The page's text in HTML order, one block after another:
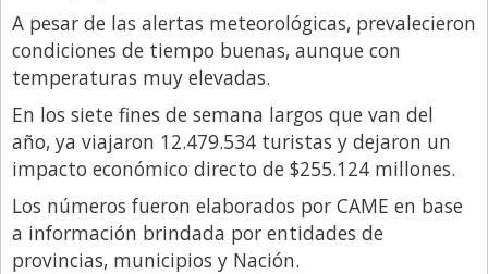
A pesar de las alertas meteorológicas, prevalecieron
condiciones de tiempo buenas, aunque con
temperaturas muy elevadas.
En los siete fines de semana largos que van del
año, ya viajaron 12.479.534 turistas y dejaron un
impacto económico directo de $255.124 millones.
Los números fueron elaborados por CAME en base
a información brindada por entidades de
provincias, municipios y Nación.